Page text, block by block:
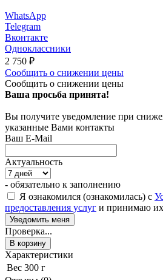
WhatsApp
Telegram
Вконтакте
Одноклассники
2 750 ₽
Сообщить о снижении цены
Сообщить о снижении цены
Ваша просьба принята!
Вы получите уведомление при
указанные Вами контакты
Ваш E-Mail
Актуальность
- обязательно к заполнению
Я ознакомился (ознакомилась) с
предоставления услуг и принимаю их
Проверка...
В корзину
Характеристики
Вес 300 г